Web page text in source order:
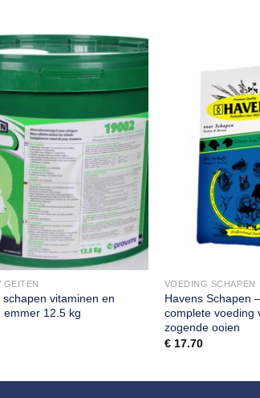
GEITEN
schapen vitaminen en
emmer 12.5 kg
VOEDING SCHAPEN
Havens Schapen
complete voeding
zogende ooien
€17.70